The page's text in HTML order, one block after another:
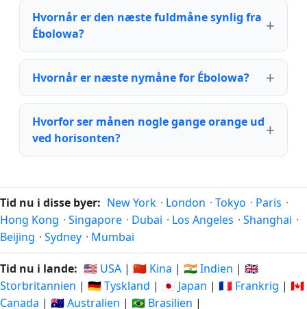
Hvornår er den næste fuldmåne synlig fra
Ébolowa?
Hvornår er næste nymåne for Ébolowa?
Hvorfor ser månen nogle gange orange ud
ved horisonten?
Tid nu i disse byer: New York · London · Tokyo · Paris ·
Hong Kong · Singapore · Dubai · Los Angeles · Shanghai ·
Beijing · Sydney · Mumbai
Tid nu i lande: 🇺🇸 USA | 🇨🇳 Kina | 🇮🇳 Indien | 🇬🇧
Storbritannien | 🇩🇪 Tyskland | 🇯🇵 Japan | 🇫🇷 Frankrig | 🇨🇦
Canada | 🇦🇺 Australien | 🇧🇷 Brasilien |